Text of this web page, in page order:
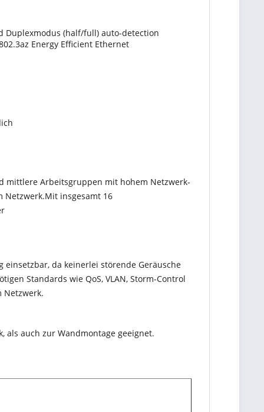
Duplexmodus (half/full) auto-detection
Energy Efficient Ethernet
mittlere Arbeitsgruppen mit hohem Netzwerk-
insgesamt 16
einsetzbar, da keinerlei störende Geräusche
Standards wie QoS, VLAN, Storm-Control
Netzwerk.
als auch zur Wandmontage geeignet.